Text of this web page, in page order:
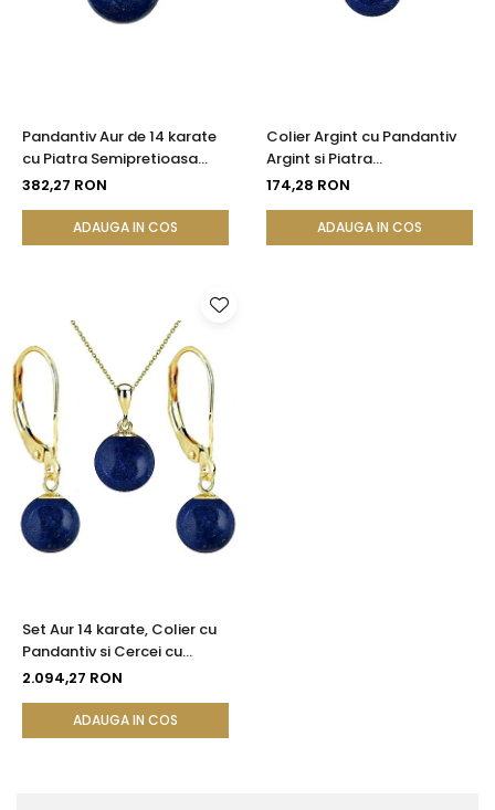
Pandantiv Aur de 14 karate
cu Piatra Semipretioasa
Naturala de Lapis Lazuli de
382,27 RON
ADAUGA IN COS
Colier Argint cu Pandantiv
Argint si Piatra
Semipretioasa Naturala de
174,28 RON
ADAUGA IN COS
Set Aur 14 karate, Colier cu
Pandantiv si Cercei cu
Tortita Inchisa cu Pietre
Lapis Lazuli de 8 mm
2.094,27 RON
ADAUGA IN COS